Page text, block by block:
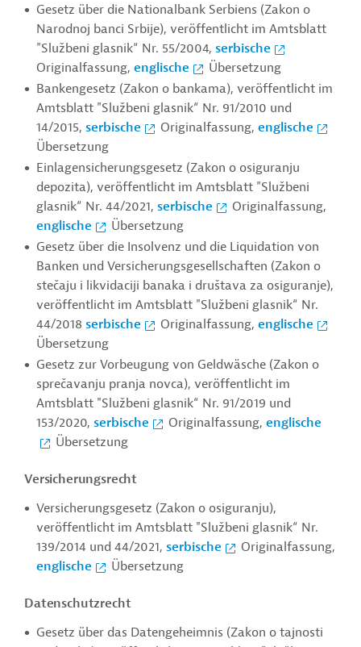
Gesetz über die Nationalbank Serbiens (Zakon o
Narodnoj banci Srbije), veröffentlicht im Amtsblatt
"Službeni glasnik“ Nr. 55/2004, serbische
Originalfassung, englische
Übersetzung
Bankengesetz (Zakon o bankama), veröffentlicht im
Amtsblatt "Službeni glasnik“ Nr. 91/2010 und
14/2015, serbische Originalfassung, englische
Übersetzung
Einlagensicherungsgesetz (Zakon o osiguranju
depozita), veröffentlicht im Amtsblatt "Službeni
glasnik“ Nr. 44/2021, serbische
Originalfassung,
englische
Übersetzung
Gesetz über die Insolvenz und die Liquidation von
Banken und Versicherungsgesellschaften (Zakon o
stečaju i likvidaciji banaka i društava za osiguranje),
veröffentlicht im Amtsblatt "Službeni glasnik“ Nr.
44/2018 serbische Originalfassung, englische
Übersetzung
Gesetz zur Vorbeugung von Geldwäsche (Zakon o
sprečavanju pranja novca), veröffentlicht im
Amtsblatt "Službeni glasnik“ Nr. 91/2019 und
153/2020, serbische Originalfassung, englische
Übersetzung
Versicherungsrecht
Versicherungsgesetz (Zakon o osiguranju),
veröffentlicht im Amtsblatt "Službeni glasnik“ Nr.
139/2014 und 44/2021, serbische
Originalfassung,
englische
Übersetzung
Datenschutzrecht
Gesetz über das Datengeheimnis (Zakon o tajnosti